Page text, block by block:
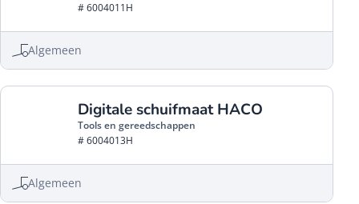
# 6004011H
Algemeen
Digitale schuifmaat HACO
Tools en gereedschappen
# 6004013H
Algemeen